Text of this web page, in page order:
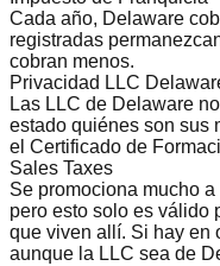
Cada año, Delaware
registradas
cobran menos.
Privacidad LLC
Las LLC de Delaware
estado quiénes son sus
el Certificado de
Sales Taxes
Se promociona mucho
pero esto solo es válido
que viven allí. Si hay en
aunque la LLC sea de